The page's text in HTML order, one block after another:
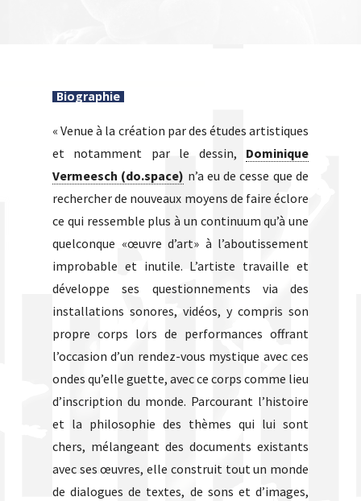
Biographie
« Venue à la création par des études artistiques
et notamment par le dessin, Dominique
Vermeesch (do.space) n’a eu de cesse que de
rechercher de nouveaux moyens de faire éclore
ce qui ressemble plus à un continuum qu’à une
quelconque «œuvre d’art» à l’aboutissement
improbable et inutile. L’artiste travaille et
développe ses questionnements via des
installations sonores, vidéos, y compris son
propre corps lors de performances offrant
l’occasion d’un rendez-vous mystique avec ces
ondes qu’elle guette, avec ce corps comme lieu
d’inscription du monde. Parcourant l’histoire
et la philosophie des thèmes qui lui sont
chers, mélangeant des documents existants
avec ses œuvres, elle construit tout un monde
de dialogues de textes, de sons et d’images,